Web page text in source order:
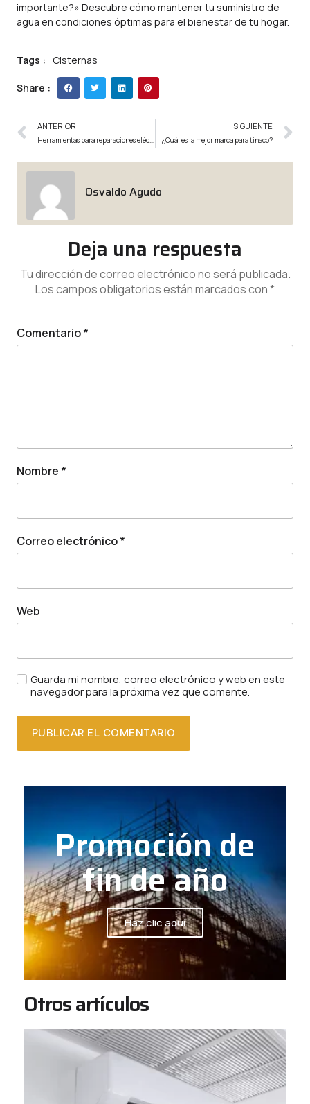
importante?» Descubre cómo mantener tu suministro de
agua en condiciones óptimas para el bienestar de tu hogar.
Tags : Cisternas
Share :
ANTERIOR SIGUIENTE
¿Cuál es la mejor marca para tinaco?
Osvaldo Agudo
Deja una respuesta
Tu dirección de correo electrónico no será publicada.
Los campos obligatorios están marcados con*
Comentario*
Nombre *
Correo electrónico*
Web
Guarda mi nombre, correo electrónico y web en este
navegador para la próxima vez que comente.
Promoción de
fin de año
Haz clic aquí
Otros artículos